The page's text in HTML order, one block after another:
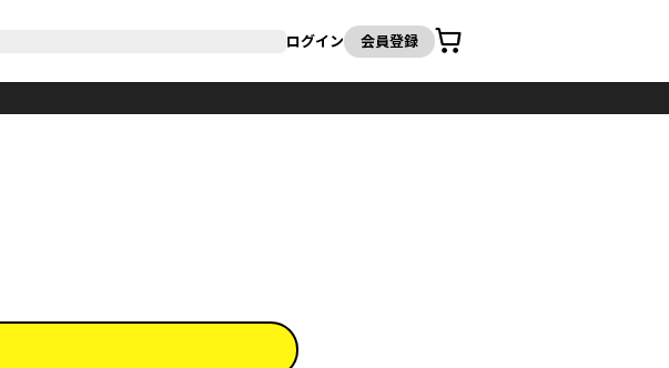
ログイン 会員登録
カート